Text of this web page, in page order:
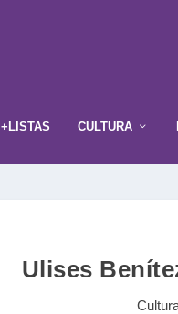
+LISTAS CULTURA
Ulises